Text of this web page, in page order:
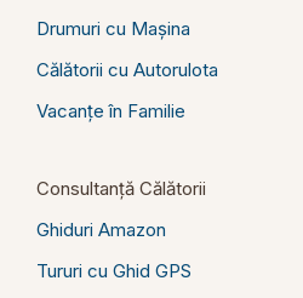
Drumuri cu Mașina
Călătorii cu Autorulota
Vacanțe în Familie
Consultanță Călătorii
Ghiduri Amazon
Tururi cu Ghid GPS